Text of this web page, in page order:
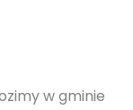
w gminie